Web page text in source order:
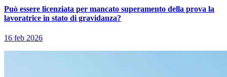
Può essere licenziata per mancato superamento della prova la
lavoratrice in stato di gravidanza?
16 feb 2026